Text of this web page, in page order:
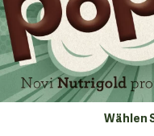
Wählen